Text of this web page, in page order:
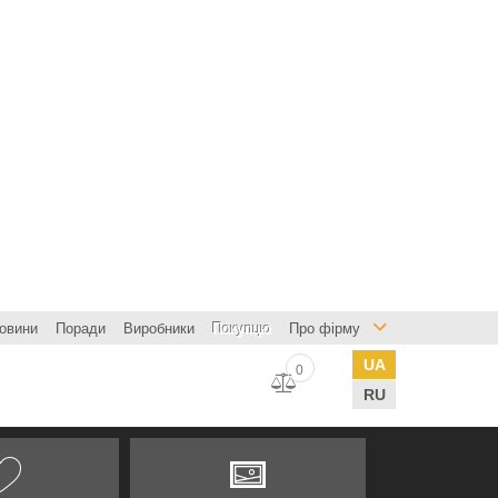
Поради Виробники Покупцю Про фірму
UA
RU
0